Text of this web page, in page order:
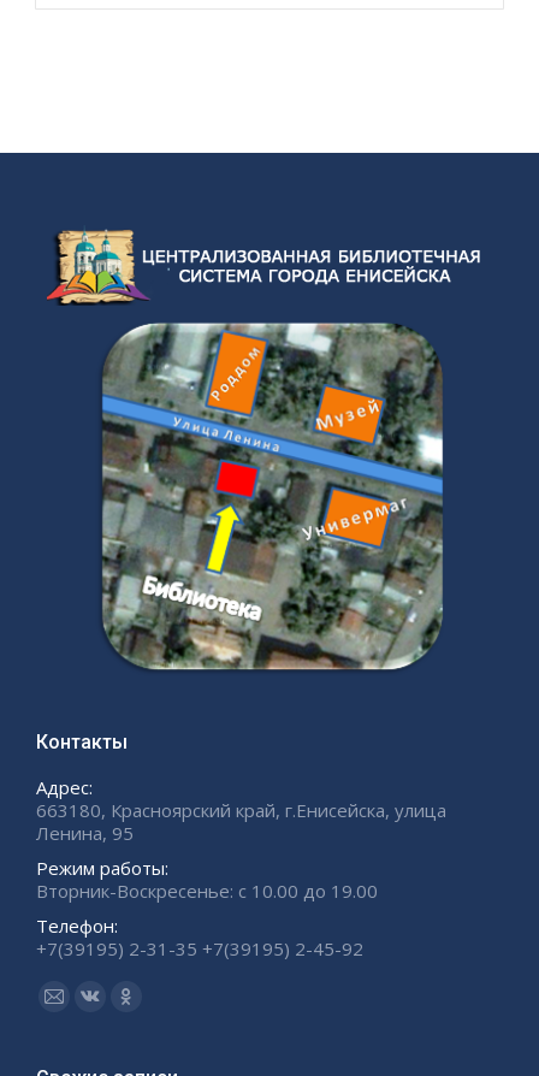
Контакты
Адрес:
663180, Красноярский край, г.Енисейска, улица
Ленина, 95
Режим работы:
Вторник-Воскресенье: с 10.00 до 19.00
Телефон:
+7(39195) 2-31-35 +7(39195) 2-45-92
Ищите нас:
СтраницаСтраница
Страница